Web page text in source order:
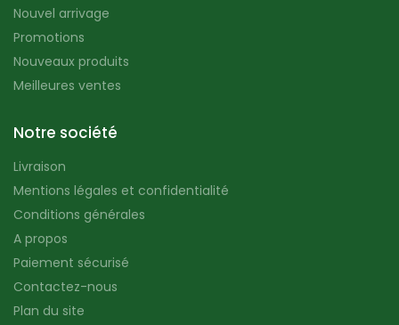
Nouvel arrivage
Promotions
Nouveaux produits
Meilleures ventes
Notre société
Livraison
Mentions légales et confidentialité
Conditions générales
A propos
Paiement sécurisé
Contactez-nous
Plan du site